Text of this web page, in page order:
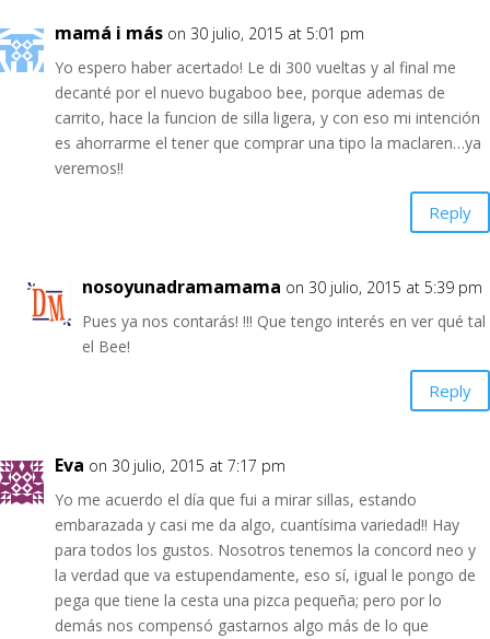
mamá i más on 30 julio, 2015 at 5:01 pm
Yo espero haber acertado! Le di 300 vueltas y al final me
decanté por el nuevo bugaboo bee, porque ademas de
carrito, hace la funcion de silla ligera, y con eso mi intención
es ahorrarme el tener que comprar una tipo la maclaren…ya
veremos!!
Reply
nosoyunadramamama on 30 julio, 2015 at 5:39 pm
Pues ya nos contarás! !!! Que tengo interés en ver qué tal
el Bee!
Reply
Eva on 30 julio, 2015 at 7:17 pm
Yo me acuerdo el día que fui a mirar sillas, estando
embarazada y casi me da algo, cuantísima variedad!! Hay
para todos los gustos. Nosotros tenemos la concord neo y
la verdad que va estupendamente, eso sí, igual le pongo de
pega que tiene la cesta una pizca pequeña; pero por lo
demás nos compensó gastarnos algo más de lo que